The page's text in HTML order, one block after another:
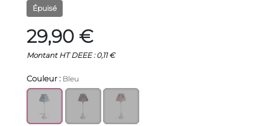
Épuisé
29,90 €
Montant HT DEEE : 0,11 €
Couleur : Bleu